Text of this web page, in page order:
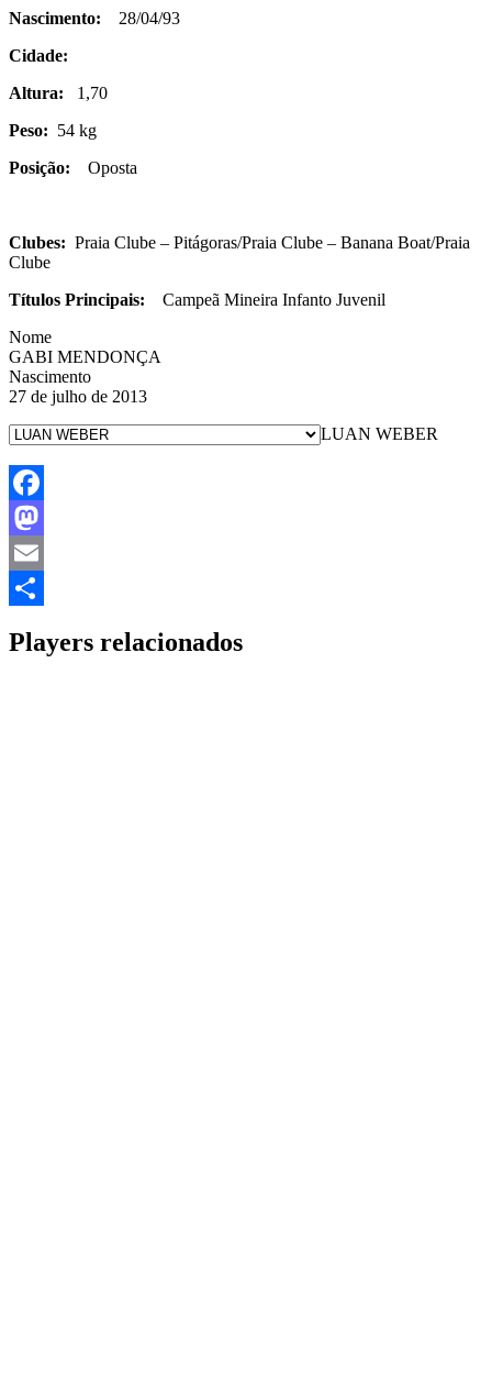
Nascimento: 28/04/93
Cidade:
Altura: 1,70
Peso: 54 kg
Posição: Oposta
Clubes: Praia Clube – Pitágoras/Praia Clube – Banana Boat/Praia
Clube
Títulos Principais:
Campeã Mineira Infanto Juvenil
Nome
GABI MENDONÇA
Nascimento
27 de julho de 2013
LUAN WEBER
Facebook
Mastodon
Email
Players relacionados